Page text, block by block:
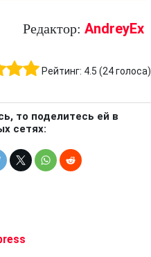
Редактор: AndreyEx
Рейтинг: 4.5 (24голоса)
то поделитесь ей в
сетях: